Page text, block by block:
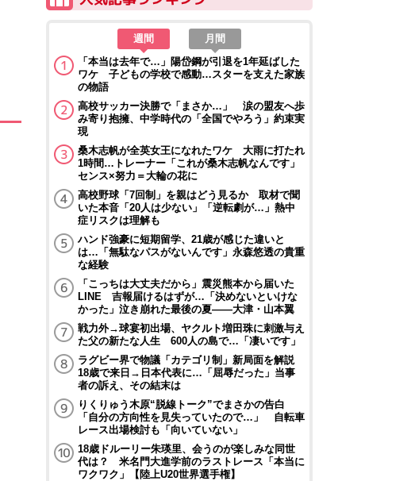
週間
月間
「本当は去年で…」陽岱鋼が引退を1年延ばした
ワケ 子どもの学校で感動…スターを支えた家族
の物語
高校サッカー決勝で「まさか…」 涙の盟友へ歩
み寄り抱擁、中学時代の「全国でやろう」約束実
現
桑木志帆が全英女王になれたワケ 大雨に打たれ
1時間…トレーナー「これが桑木志帆なんです」
センス×努力＝大輪の花に
高校野球「7回制」を親はどう見るか 取材で聞
いた本音「20人は少ない」「逆転劇が…」熱中
症リスクは理解も
ハンド強豪に短期留学、21歳が感じた違いと
は…「無駄なパスがないんです」永森悠透の貴重
な経験
「こっちは大丈夫だから」震災熊本から届いた
LINE 吉報届けるはずが…「決めないといけな
かった」泣き崩れた最後の夏――大津・山本翼
戦力外→球宴初出場、ヤクルト増田珠に刺激与え
た父の新たな人生 600人の島で…「凄いです」
ラグビー界で物議「カテゴリ制」新局面を解説
18歳で来日→日本代表に…「屈辱だった」当事
者の訴え、その結末は
りくりゅう木原“脱線トーク”でまさかの告白
「自分の方向性を見失っていたので…」 自転車
レース出場検討も「向いていない」
18歳ドルーリー朱瑛里、会うのが楽しみな同世
代は？ 米名門大進学前のラストレース「本当に
ワクワク」【陸上U20世界選手権】